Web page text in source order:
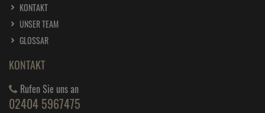
KONTAKT
UNSER TEAM
GLOSSAR
KONTAKT
Rufen Sie uns an
02404 5967475